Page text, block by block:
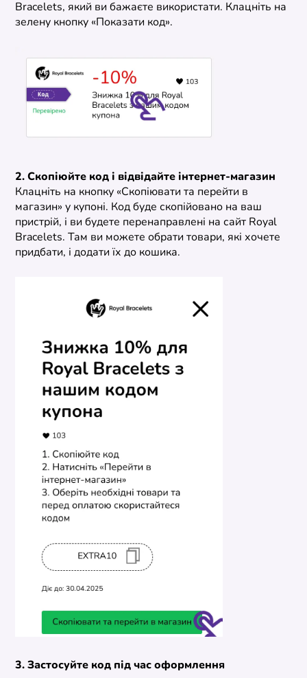
Bracelets, який ви бажаєте використати. Клацніть на
зелену кнопку «Показати код».
2. Скопіюйте код і відвідайте інтернет-магазин
Клацніть на кнопку «Скопіювати та перейти в
магазин» у купоні. Код буде скопійовано на ваш
пристрій, і ви будете перенаправлені на сайт Royal
Bracelets. Там ви можете обрати товари, які хочете
придбати, і додати їх до кошика.
3. Застосуйте код під час оформлення